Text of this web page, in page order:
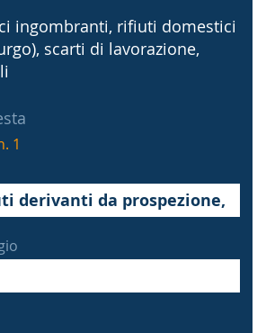
ingombranti, rifiuti domestici
scarti di lavorazione,
1